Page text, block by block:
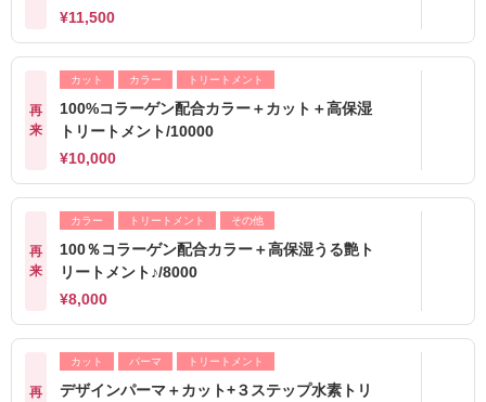
¥11,500
再
来
カット カラー トリートメント
100%コラーゲン配合カラー＋カット＋高保湿
トリートメント/10000
¥10,000
再
来
カラー トリートメント その他
100％コラーゲン配合カラー＋高保湿うる艶ト
リートメント♪/8000
¥8,000
再
カット パーマ トリートメント
デザインパーマ＋カット+３ステップ水素トリ